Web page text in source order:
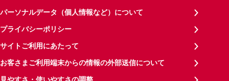
パーソナルデータ（個人情報など）について
プライバシーポリシー
サイトご利用にあたって
お客さまご利用端末からの情報の外部送信について